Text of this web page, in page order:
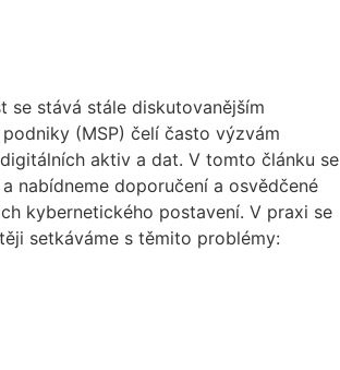
se stává stále diskutovanějším
(MSP) čelí často výzvám
aktiv a dat. V tomto článku se
nabídneme doporučení a osvědčené
kybernetického postavení. V praxi se
setkáváme s těmito problémy: